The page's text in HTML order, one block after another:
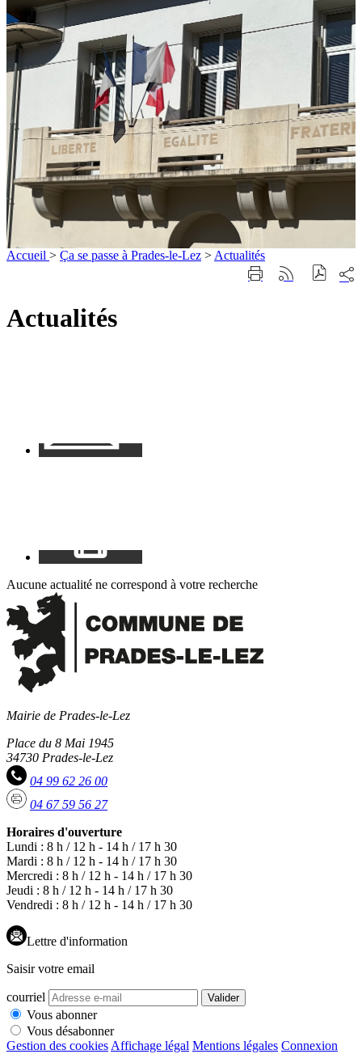
Accueil > Ça se passe à Prades-le-Lez > Actualités
ImprimerGénérer
sur
Actualités
Aucune actualité ne correspond à votre recherche
Mairie de Prades-le-Lez
Place du 8 Mai 1945
34730 Prades-le-Lez
04 99 62 26 00
04 67 59 56 27
Horaires d'ouverture
Lundi : 8 h / 12 h - 14 h / 17 h 30
Mardi : 8 h / 12 h - 14 h / 17 h 30
Mercredi : 8 h / 12 h - 14 h / 17 h 30
Jeudi : 8 h / 12 h - 14 h / 17 h 30
Vendredi : 8 h / 12 h - 14 h / 17 h 30
Lettre d'information
Saisir votre email
courriel Valider
Vous abonner
Vous désabonner
Gestion des cookies Affichage légal Mentions légales Connexion